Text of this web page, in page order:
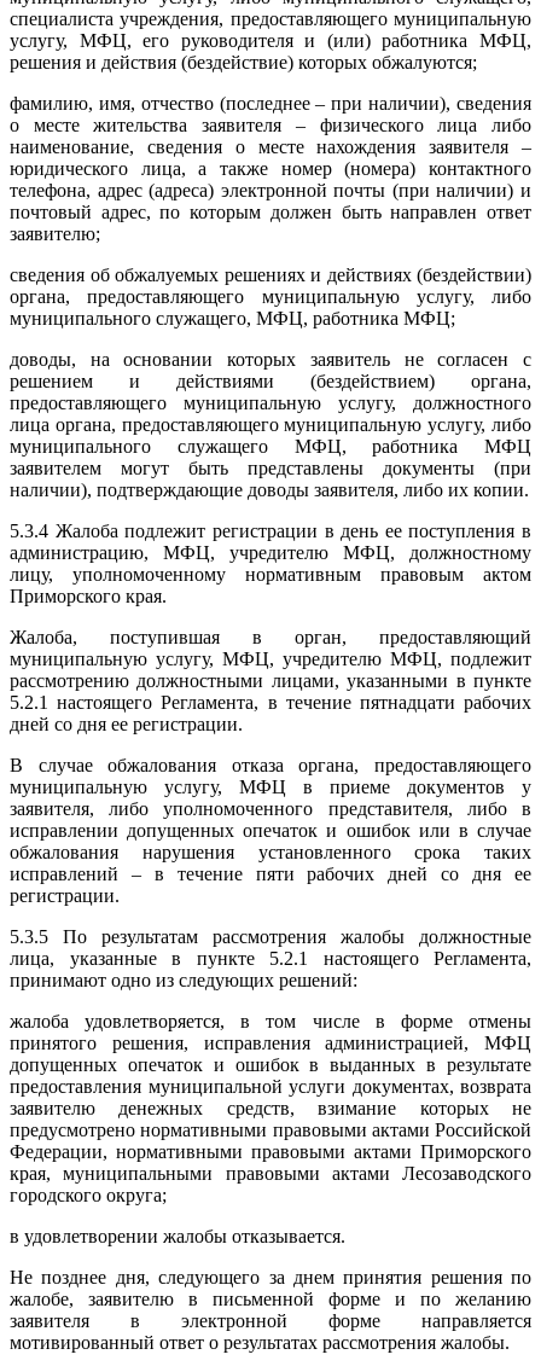
специалиста учреждения, предоставляющего муниципальную
услугу, МФЦ, его руководителя и (или) работника МФЦ,
решения и действия (бездействие) которых обжалуются;
фамилию, имя, отчество (последнее – при наличии), сведения
о месте жительства заявителя – физического лица либо
наименование, сведения о месте нахождения заявителя –
юридического лица, а также номер (номера) контактного
телефона, адрес (адреса) электронной почты (при наличии) и
почтовый адрес, по которым должен быть направлен ответ
заявителю;
сведения об обжалуемых решениях и действиях (бездействии)
органа, предоставляющего муниципальную услугу, либо
муниципального служащего, МФЦ, работника МФЦ;
доводы, на основании которых заявитель не согласен с
решением и действиями (бездействием) органа,
предоставляющего муниципальную услугу, должностного
лица органа, предоставляющего муниципальную услугу, либо
муниципального служащего МФЦ, работника МФЦ
заявителем могут быть представлены документы (при
наличии), подтверждающие доводы заявителя, либо их копии.
5.3.4 Жалоба подлежит регистрации в день ее поступления в
администрацию, МФЦ, учредителю МФЦ, должностному
лицу, уполномоченному нормативным правовым актом
Приморского края.
Жалоба, поступившая в орган, предоставляющий
муниципальную услугу, МФЦ, учредителю МФЦ, подлежит
рассмотрению должностными лицами, указанными в пункте
5.2.1 настоящего Регламента, в течение пятнадцати рабочих
дней со дня ее регистрации.
В случае обжалования отказа органа, предоставляющего
муниципальную услугу, МФЦ в приеме документов у
заявителя, либо уполномоченного представителя, либо в
исправлении допущенных опечаток и ошибок или в случае
обжалования нарушения установленного срока таких
исправлений – в течение пяти рабочих дней со дня ее
регистрации.
5.3.5 По результатам рассмотрения жалобы должностные
лица, указанные в пункте 5.2.1 настоящего Регламента,
принимают одно из следующих решений:
жалоба удовлетворяется, в том числе в форме отмены
принятого решения, исправления администрацией, МФЦ
допущенных опечаток и ошибок в выданных в результате
предоставления муниципальной услуги документах, возврата
заявителю денежных средств, взимание которых не
предусмотрено нормативными правовыми актами Российской
Федерации, нормативными правовыми актами Приморского
края, муниципальными правовыми актами Лесозаводского
городского округа;
в удовлетворении жалобы отказывается.
Не позднее дня, следующего за днем принятия решения по
жалобе, заявителю в письменной форме и по желанию
заявителя в электронной форме направляется
мотивированный ответ о результатах рассмотрения жалобы.